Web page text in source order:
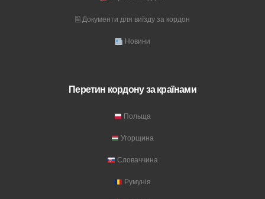
🗎 Документи для виїзду за кордон
Новини
Перетин кордону за країнами
Польща
Угорщина
Словаччина
Румунія